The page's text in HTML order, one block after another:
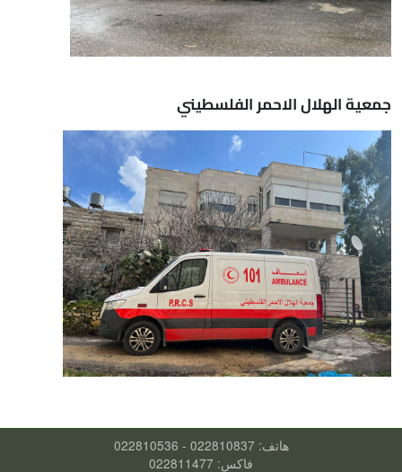
جمعية الهلال الاحمر الفلسطيني
هاتف: 022810837 - 022810536
فاكس: 022811477